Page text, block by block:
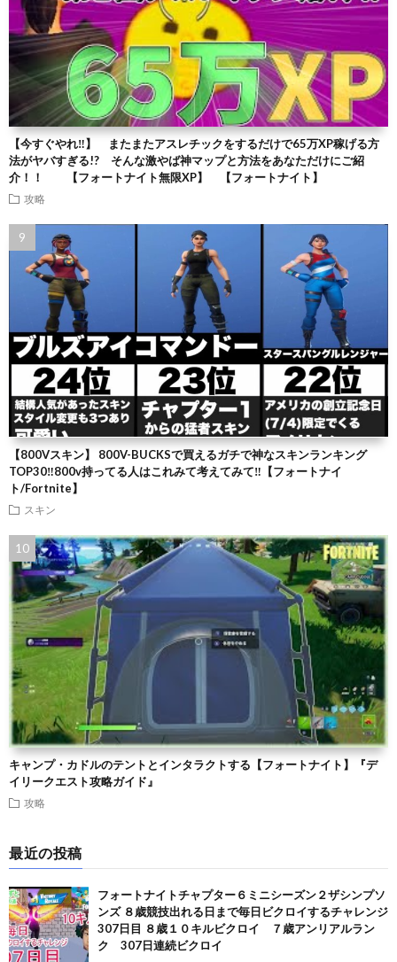
【今すぐやれ‼】 またまたアスレチックをするだけで65万XP稼げる方
法がヤバすぎる!? そんな激やば神マップと方法をあなただけにご紹
介！！ 【フォートナイト無限XP】 【フォートナイト】
攻略
【800Vスキン】 800V-BUCKSで買えるガチで神なスキンランキング
TOP30‼️800v持ってる人はこれみて考えてみて‼️【フォートナイ
ト/Fortnite】
スキン
キャンプ・カドルのテントとインタラクトする【フォートナイト】『デ
イリークエスト攻略ガイド』
攻略
最近の投稿
フォートナイトチャプター６ミニシーズン２ザシンプソ
ンズ ８歳競技出れる日まで毎日ビクロイするチャレンジ
307日目 ８歳１０キルビクロイ ７歳アンリアルラン
ク 307日連続ビクロイ